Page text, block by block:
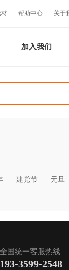
帮助中心 关于
加入我们
建党节 元旦
全国统一客服热线
193-3599-2548